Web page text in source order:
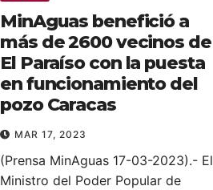
MinAguas benefició a
más de 2600 vecinos de
El Paraíso con la puesta
en funcionamiento del
pozo Caracas
MAR 17, 2023
(Prensa MinAguas 17-03-2023).- El
Ministro del Poder Popular de